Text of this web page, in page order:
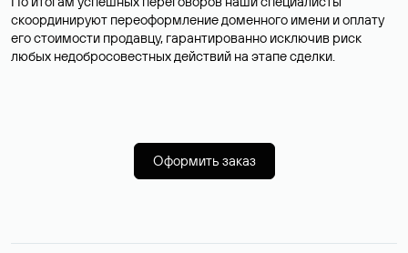
скоординируют переоформление доменного имени и оплату
его стоимости продавцу, гарантированно исключив риск
любых недобросовестных действий на этапе сделки.
Оформить заказ